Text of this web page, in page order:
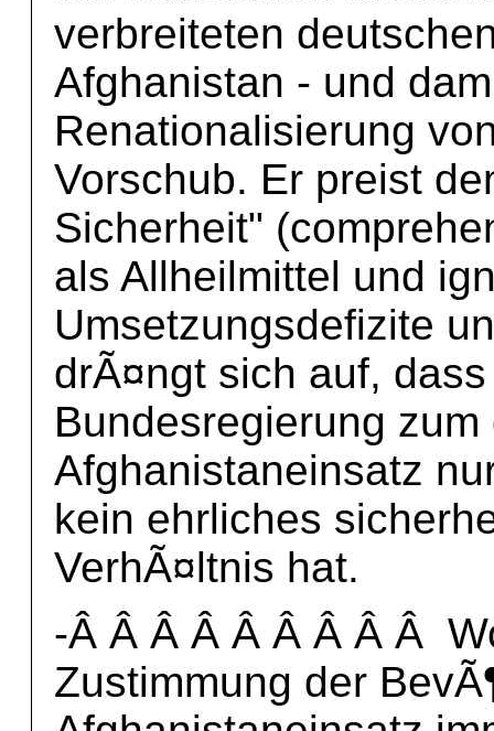
verbreiteten
Afghanistan - und
Renationalisierung
Vorschub. Er preist
Sicherheit"
als Allheilmittel und
Umsetzungsdefizite
drÃ¤ngt sich auf,
Bundesregierung
Afghanistaneinsatz
kein ehrliches
VerhÃ¤ltnis hat.
-Â Â Â Â Â Â Â Â Â
Zustimmung der